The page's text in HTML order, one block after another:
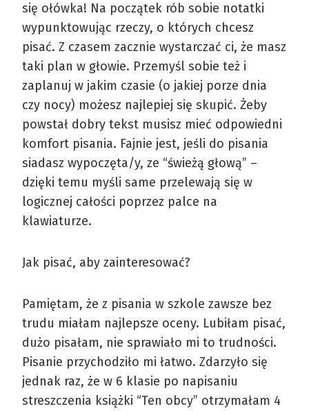
się ołówka! Na początek rób sobie notatki
wypunktowując rzeczy, o których chcesz
pisać. Z czasem zacznie wystarczać ci, że masz
taki plan w głowie. Przemyśl sobie też i
zaplanuj w jakim czasie (o jakiej porze dnia
czy nocy) możesz najlepiej się skupić. Żeby
powstał dobry tekst musisz mieć odpowiedni
komfort pisania. Fajnie jest, jeśli do pisania
siadasz wypoczęta/y, ze “świeżą głową” –
dzięki temu myśli same przelewają się w
logicznej całości poprzez palce na
klawiaturze.
Jak pisać, aby zainteresować?
Pamiętam, że z pisania w szkole zawsze bez
trudu miałam najlepsze oceny. Lubiłam pisać,
dużo pisałam, nie sprawiało mi to trudności.
Pisanie przychodziło mi łatwo. Zdarzyło się
jednak raz, że w 6 klasie po napisaniu
streszczenia książki “Ten obcy” otrzymałam 4